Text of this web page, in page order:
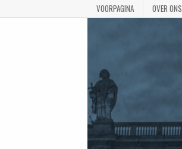
VOORPAGINA OVER ONS